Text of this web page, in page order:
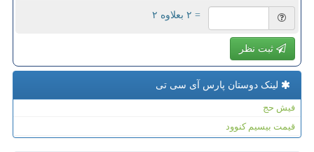
= ۲ بعلاوه ۲
ثبت نظر
لینک دوستان پارس آی سی تی
فیش حج
قیمت بیسیم کنوود